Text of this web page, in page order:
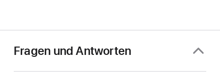
Fragen und Antworten